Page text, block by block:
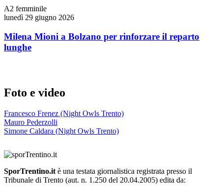
A2 femminile
lunedì 29 giugno 2026
Milena Mioni a Bolzano per rinforzare il reparto
lunghe
Foto e video
Francesco Frenez (Night Owls Trento)
Mauro Pederzolli
Simone Caldara (Night Owls Trento)
SporTrentino.it è una testata giornalistica registrata presso il
Tribunale di Trento (aut. n. 1.250 del 20.04.2005) edita da: